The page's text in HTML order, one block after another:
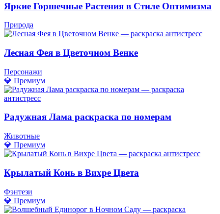
Яркие Горшечные Растения в Стиле Оптимизма
Природа
Лесная Фея в Цветочном Венке
Персонажи
💎 Премиум
Радужная Лама раскраска по номерам
Животные
💎 Премиум
Крылатый Конь в Вихре Цвета
Фэнтези
💎 Премиум